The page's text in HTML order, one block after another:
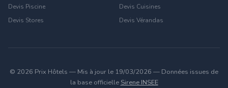
Devis Piscine
Devis Cuisines
Devis Stores
Devis Vérandas
© 2026 Prix Hôtels — Mis à jour le 19/03/2026 — Données issues de
la base officielle Sirene INSEE